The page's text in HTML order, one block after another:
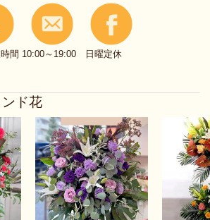
間 10:00～19:00 日曜定休
ド花